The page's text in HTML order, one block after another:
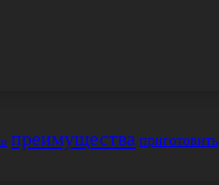
преимущества приготовить